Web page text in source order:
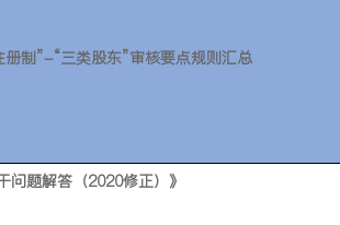
册制”-“三类股东”审核要点规则汇总
问题解答（2020修正）》